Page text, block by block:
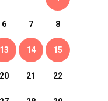
6 7 8
13 14 15
20 21 22